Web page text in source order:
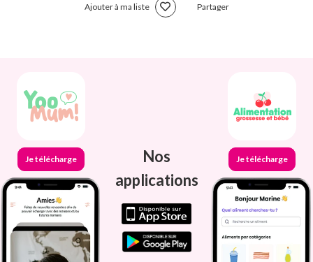
Ajouter à ma liste Partager
Je télécharge
Nos
applications
Je télécharge